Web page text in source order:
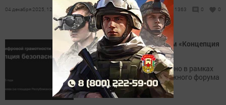
04 декабря 2025, 12:00 1363 0 0
В Казани пройдёт VII форум «Концепция
безопасного интернета»
Мероприятие запланировано в рамках
Республиканского молодежного форума
«Наш Татарстан»